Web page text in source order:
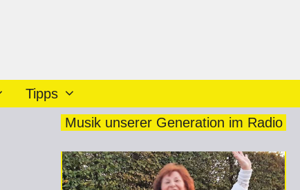
Tipps
Musik unserer Generation im Radio